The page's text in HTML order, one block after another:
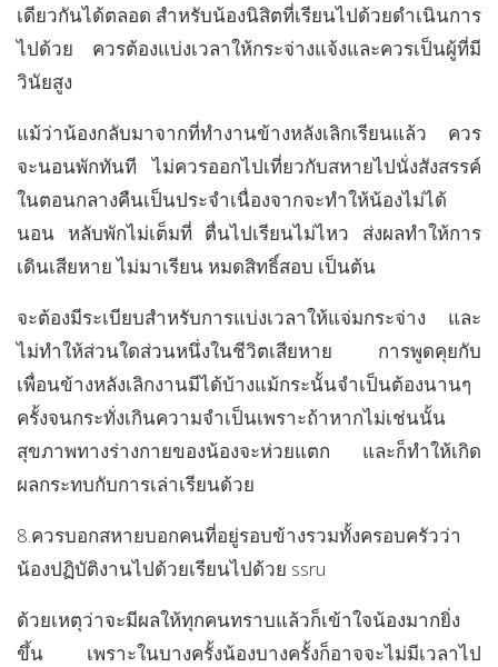
เดียวกันได้ตลอด สำหรับน้องนิสิตที่เรียนไปด้วยดำเนินการ
ไปด้วย ควรต้องแบ่งเวลาให้กระจ่างแจ้งและควรเป็นผู้ที่มี
วินัยสูง
แม้ว่าน้องกลับมาจากที่ทำงานข้างหลังเลิกเรียนแล้ว ควร
จะนอนพักทันที ไม่ควรออกไปเที่ยวกับสหายไปนั่งสังสรรค์
ในตอนกลางคืนเป็นประจำเนื่องจากจะทำให้น้องไม่ได้
นอน หลับพักไม่เต็มที่ ตื่นไปเรียนไม่ไหว ส่งผลทำให้การ
เดินเสียหาย ไม่มาเรียน หมดสิทธิ์สอบ เป็นต้น
จะต้องมีระเบียบสำหรับการแบ่งเวลาให้แจ่มกระจ่าง และ
ไม่ทำให้ส่วนใดส่วนหนึ่งในชีวิตเสียหาย การพูดคุยกับ
เพื่อนข้างหลังเลิกงานมีได้บ้างแม้กระนั้นจำเป็นต้องนานๆ
ครั้งจนกระทั่งเกินความจำเป็นเพราะถ้าหากไม่เช่นนั้น
สุขภาพทางร่างกายของน้องจะห่วยแตก และก็ทำให้เกิด
ผลกระทบกับการเล่าเรียนด้วย
8.ควรบอกสหายบอกคนที่อยู่รอบข้างรวมทั้งครอบครัวว่า
น้องปฏิบัติงานไปด้วยเรียนไปด้วย ssru
ด้วยเหตุว่าจะมีผลให้ทุกคนทราบแล้วก็เข้าใจน้องมากยิ่ง
ขึ้น เพราะในบางครั้งน้องบางครั้งก็อาจจะไม่มีเวลาไป